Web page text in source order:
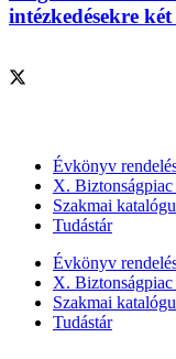
intézkedésekre
Évkönyv
X.
Szakmai
Tudástár
Évkönyv
X.
Szakmai
Tudástár